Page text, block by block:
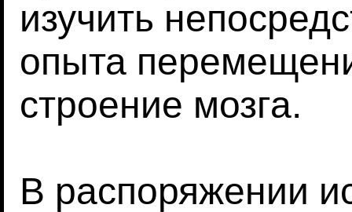
изучить
опыта
строение мозга.
В распоряжении